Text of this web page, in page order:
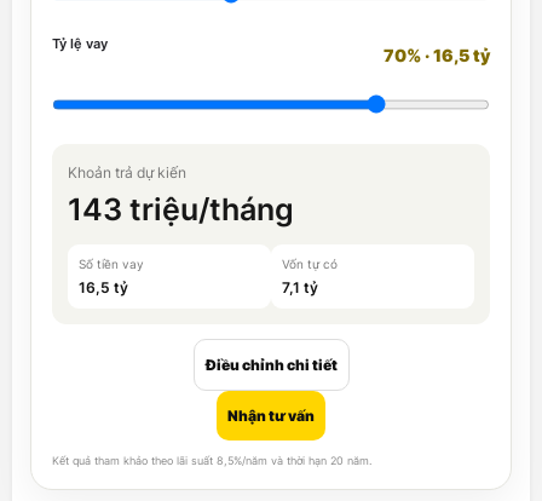
Tỷ lệ vay
70% · 16,5 tỷ
Khoản trả dự kiến
143 triệu/tháng
Số tiền vay
16,5 tỷ
Vốn tự có
7,1 tỷ
Điều chỉnh chi tiết
Nhận tư vấn
Kết quả tham khảo theo lãi suất 8,5%/năm và thời hạn 20 năm.